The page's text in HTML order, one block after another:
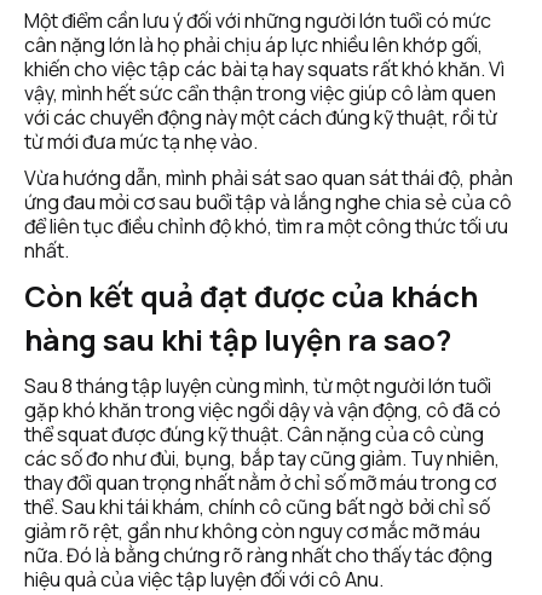
Một điểm cần lưu ý đối với những người lớn tuổi có mức
cân nặng lớn là họ phải chịu áp lực nhiều lên khớp gối,
khiến cho việc tập các bài tạ hay squats rất khó khăn. Vì
vậy, mình hết sức cẩn thận trong việc giúp cô làm quen
với các chuyển động này một cách đúng kỹ thuật, rồi từ
từ mới đưa mức tạ nhẹ vào.
Vừa hướng dẫn, mình phải sát sao quan sát thái độ, phản
ứng đau mỏi cơ sau buổi tập và lắng nghe chia sẻ của cô
để liên tục điều chỉnh độ khó, tìm ra một công thức tối ưu
nhất.
Còn kết quả đạt được của khách
hàng sau khi tập luyện ra sao?
Sau 8 tháng tập luyện cùng mình, từ một người lớn tuổi
gặp khó khăn trong việc ngồi dậy và vận động, cô đã có
thể squat được đúng kỹ thuật. Cân nặng của cô cùng
các số đo như đùi, bụng, bắp tay cũng giảm. Tuy nhiên,
thay đổi quan trọng nhất nằm ở chỉ số mỡ máu trong cơ
thể. Sau khi tái khám, chính cô cũng bất ngờ bởi chỉ số
giảm rõ rệt, gần như không còn nguy cơ mắc mỡ máu
nữa. Đó là bằng chứng rõ ràng nhất cho thấy tác động
hiệu quả của việc tập luyện đối với cô Anu.